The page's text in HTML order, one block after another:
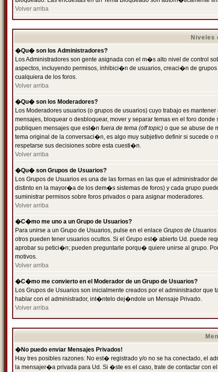
Volver arriba
Niveles
�Qu� son los Administradores?
Los Administradores son gente asignada con el m�s alto nivel de control
aspectos, incluyendo permisos, inhibici�n de usuarios, creaci�n de
cualquiera de los foros.
Volver arriba
�Qu� son los Moderadores?
Los Moderadores usuarios (o grupos de usuarios) cuyo trabajo es
mensajes, bloquear o desbloquear, mover y separar temas en el foro
publiquen mensajes que est�n fuera de tema (off topic) o que se abuse de
tema original de la conversaci�n, es algo muy subjetivo definir si sucede
respetarse sus decisiones sobre esta cuesti�n.
Volver arriba
�Qu� son Grupos de Usuarios?
Los Grupos de Usuarios es una de las formas en las que el administrador
distinto en la mayor�a de los dem�s sistemas de foros) y cada grupo
suministrar permisos sobre foros privados o para asignar moderadores.
Volver arriba
�C�mo me uno a un Grupo de Usuarios?
Para unirse a un Grupo de Usuarios, pulse en el enlace Grupos de Usuarios
otros pueden tener usuarios ocultos. Si el Grupo est� abierto Ud. puede
aprobar su petici�n; pueden preguntarle porqu� quiere unirse al grupo.
motivos.
Volver arriba
�C�mo me convierto en el Moderador de un Grupo de Usuarios?
Los Grupos de Usuarios son inicialmente creados por el administrador
hablar con el administrador, int�ntelo dej�ndole un Mensaje Privado.
Volver arriba
�No puedo enviar Mensajes Privados!
Hay tres posibles razones: No est� registrado y/o no se ha conectado, el
la mensajer�a privada para Ud. Si �ste es el caso, trate de contactar con